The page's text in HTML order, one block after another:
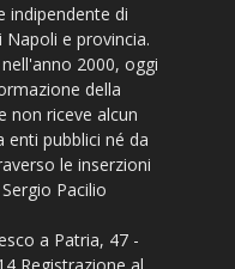
indipendente di
e provincia.
2000, oggi
della
non riceve alcun
pubblici né da
le inserzioni
Pacilio
a Patria, 47 -
Registrazione al